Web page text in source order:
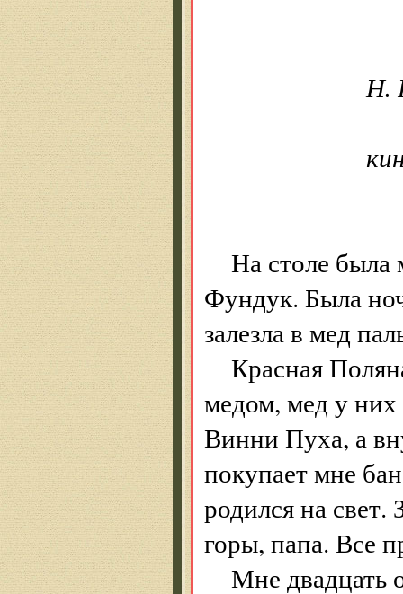
Н.
На столе
Фундук. Была
залезла в мед
Красная
медом, мед у них
Винни Пуха, а
покупает мне
родился на
горы, папа. Все
Мне двадцать